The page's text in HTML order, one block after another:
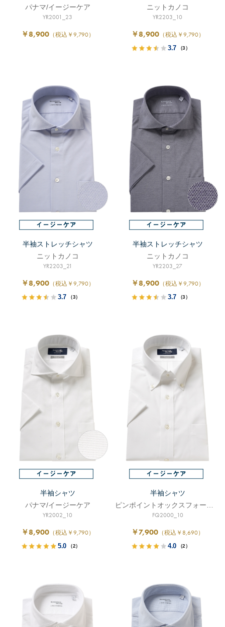
パナマ/イージーケア
YR2001_23
￥8,900（税込￥9,790）
ニットカノコ
YR2203_10
￥8,900（税込￥9,790）
3.7 （3）
半袖ストレッチシャツ
ニットカノコ
YR2203_21
￥8,900（税込￥9,790）
3.7 （3）
半袖ストレッチシャツ
ニットカノコ
YR2203_27
￥8,900（税込￥9,790）
3.7 （3）
半袖シャツ
パナマ/イージーケア
YR2002_10
￥8,900（税込￥9,790）
5.0 （2）
半袖シャツ
ピンポイントオックスフォード/イージーケア
FQ2000_10
￥7,900 （税込￥8,690）
4.0 （2）